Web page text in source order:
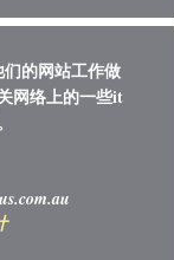
的网站工作做
网络上的一些it